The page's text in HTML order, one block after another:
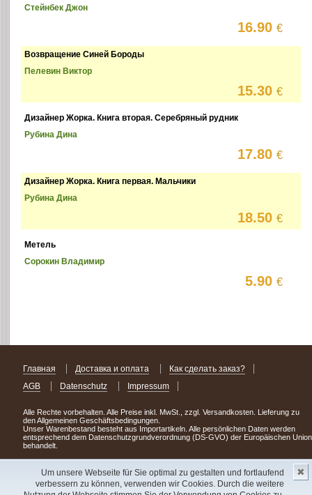
Um unsere Webseite für Sie optimal zu gestalten und fortlaufend
verbessern zu können, verwenden wir Cookies. Durch die weitere
✖
Стейнбек Джон
16.90€
Возвращение Синей Бороды
Пелевин Виктор
15.30€
Дизайнер Жорка. Книга вторая. Серебряный рудник
Рубина Дина
17.80€
Дизайнер Жорка. Книга первая. Мальчики
Рубина Дина
18.50€
Метель
Сорокин Владимир
5.90€
Главная Доставка и оплата
Как сделать заказ?
AGB
Datenschutz Impressum
Alle Rechte vorbehalten. Alle Preise inkl. MwSt., zzgl. Versandkosten. Lieferung zu
den Allgemeinen Geschäftsbedingungen.
Unser Warenbestand besteht aus Importartikeln. Alle persönlichen Daten werden
entsprechend dem Datenschutzgrundverordnung (DS-GVO) der Europäischen Union
behandelt.
Сделав заказ сегодня, уже через день или два Вы можете стать обладателем
НОВИНКИ из Германии! Удачного поиска!